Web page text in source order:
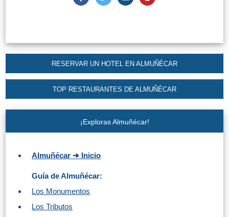
RESERVAR UN HOTEL EN ALMUÑÉCAR
TOP RESTAURANTES DE ALMUÑÉCAR
¡Exploras Almuñécar!
Almuñécar ➜ Inicio
Guía de Almuñécar:
Los Monumentos
Los Tributos